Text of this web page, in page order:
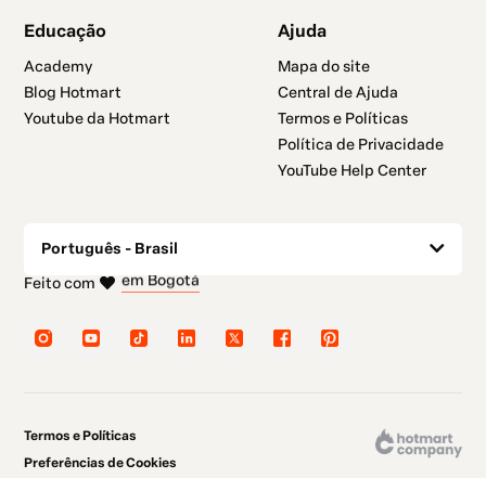
Educação
Academy
Blog Hotmart
Youtube da Hotmart
Ajuda
Mapa do site
Central de Ajuda
Termos e Políticas
Política de Privacidade
YouTube Help Center
Português - Brasil
Feito com
na Cidade do México
Termos e Políticas
Preferências de Cookies